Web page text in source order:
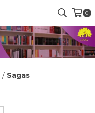
0
/ Sagas